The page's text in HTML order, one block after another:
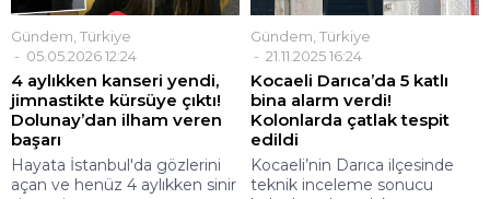
Gündem Türkiye
05.05.2026 12:24
4 aylıkken kanseri yendi,
jimnastikte kürsüye çıktı!
Dolunay’dan ilham veren
başarı
Hayata İstanbul'da gözlerini
açan ve henüz 4 aylıkken sinir
Gündem Türkiye
21.11.2025 16:24
Kocaeli Darıca’da 5 katlı
bina alarm verdi!
Kolonlarda çatlak tespit
edildi
Kocaeli’nin Darıca ilçesinde
teknik inceleme sonucu